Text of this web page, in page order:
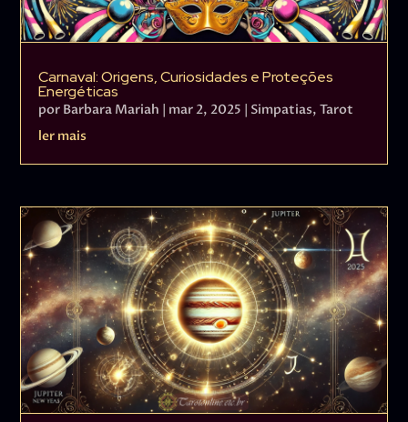
Carnaval: Origens, Curiosidades e Proteções
Energéticas
por Barbara Mariah | mar 2, 2025 | Simpatias,Tarot
ler mais